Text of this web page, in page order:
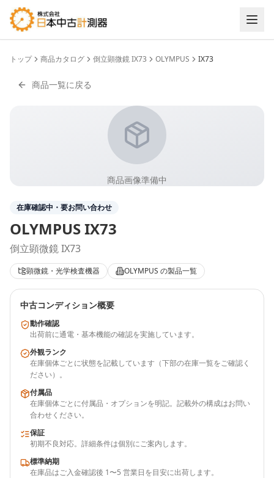
トップ 商品カタログ 倒立顕微鏡 IX73 OLYMPUS IX73
商品一覧に戻る
商品画像準備中
在庫確認中・要お問い合わせ
OLYMPUSIX73
倒立顕微鏡 IX73
顕微鏡・光学検査機器 OLYMPUS の製品一覧
中古コンディション概要
動作確認
出荷前に通電・基本機能の確認を実施しています。
外観ランク
在庫個体ごとに状態を記載しています（下部の在庫一覧をご確認く
ださい）。
付属品
在庫個体ごとに付属品・オプションを明記。記載外の構成はお問い
合わせください。
保証
初期不良対応。詳細条件は個別にご案内します。
標準納期
在庫品はご入金確認後 1〜5 営業日を目安に出荷します。